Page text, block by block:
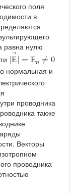
поля
в
равна нулю
|→
Е| = Еn ≠ 0
|Е→ |=Еn
нормальная и
проводника
также
Векторы
проводника